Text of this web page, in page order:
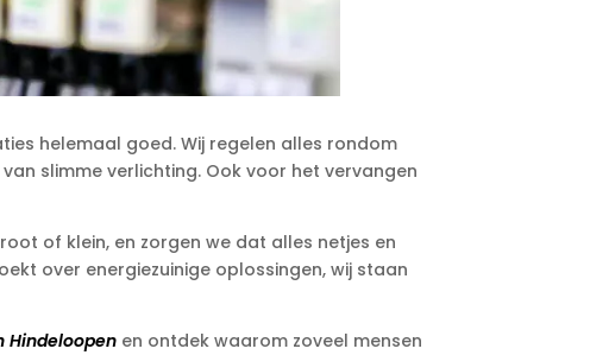
helemaal goed. Wij regelen alles rondom
slimme verlichting. Ook voor het vervangen
of klein, en zorgen we dat alles netjes en
over energiezuinige oplossingen, wij staan
Hindeloopen en ontdek waarom zoveel mensen